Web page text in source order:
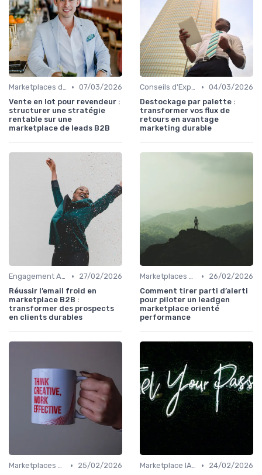
Marketplaces de leadgen • 07/03/2026
Vente en lot pour revendeur :
structurer une stratégie
rentable sur une
marketplace de leads B2B
Conseils d'Experts • 04/03/2026
Destockage par palette :
transformer vos flux de
retours en avantage
marketing durable
Engagement Acheteurs •
27/02/2026
Réussir l’email froid en
marketplace B2B :
transformer des prospects
en clients durables
Marketplaces de leadgen •
26/02/2026
Comment tirer parti d’alerti
pour piloter un leadgen
marketplace orienté
performance
Marketplaces de leadgen •
25/02/2026
Marketplace IA et Automatisation •
24/02/2026